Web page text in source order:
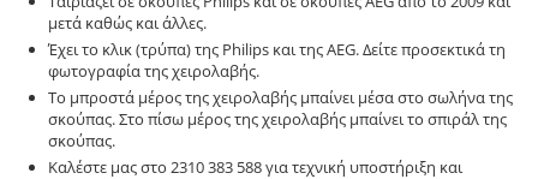
μετά καθώς και άλλες.
Έχει το κλικ (τρύπα) της Philips και της AEG. Δείτε προσεκτικά τη
φωτογραφία της χειρολαβής.
Το μπροστά μέρος της χειρολαβής μπαίνει μέσα στο σωλήνα της
σκούπας. Στο πίσω μέρος της χειρολαβής μπαίνει το σπιράλ της
σκούπας.
Καλέστε μας στο 2310 383 588 για τεχνική υποστήριξη και